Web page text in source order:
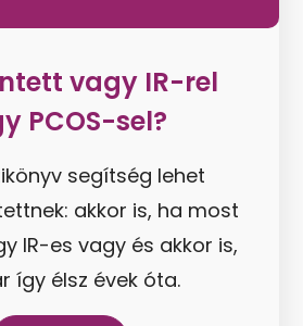
vagy IR-rel
PCOS-sel?
segítség lehet
akkor is, ha most
IR-es vagy és akkor is,
így élsz évek óta.